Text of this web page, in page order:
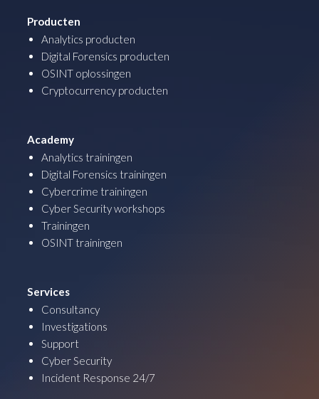
Producten
Analytics producten
Digital Forensics producten
OSINT oplossingen
Cryptocurrency producten
Academy
Analytics trainingen
Digital Forensics trainingen
Cybercrime trainingen
Cyber Security workshops
Trainingen
OSINT trainingen
Services
Consultancy
Investigations
Support
Cyber Security
Incident Response 24/7